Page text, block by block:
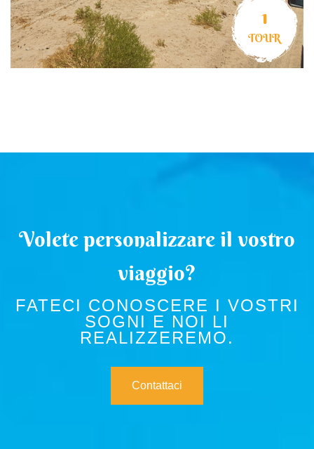
1
TOUR
Volete personalizzare il vostro
viaggio?
FATECI CONOSCERE I VOSTRI
SOGNI E NOI LI
REALIZZEREMO.
Contattaci